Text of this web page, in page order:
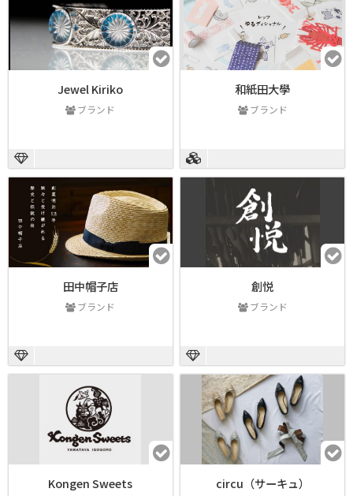
Jewel Kiriko
ブランド
和紙田大學
ブランド
田中帽子店
ブランド
創悦
ブランド
Kongen Sweets circu（サーキュ）